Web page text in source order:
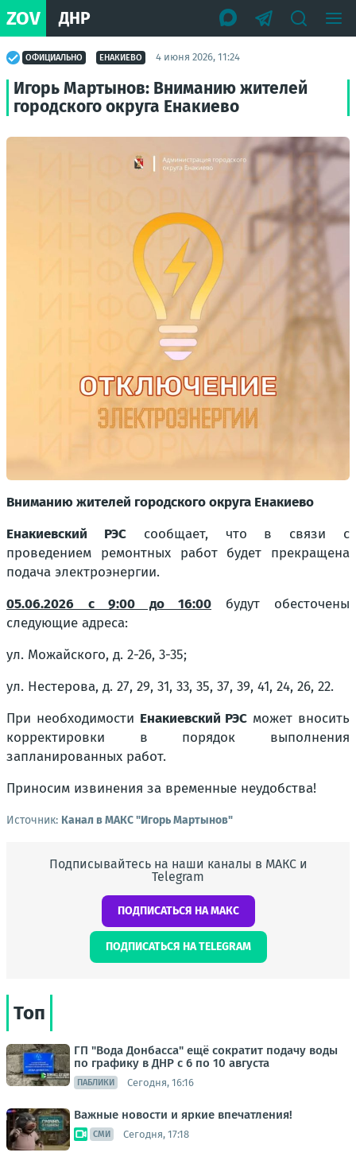
ZOV ДНР
ОФИЦИАЛЬНО ЕНАКИЕВО 4 июня 2026, 11:24
Игорь Мартынов: Вниманию жителей
городского округа Енакиево
Вниманию жителей городского округа Енакиево
Енакиевский РЭСсообщает, что в связи с
проведением ремонтных работ будет прекращена
подача электроэнергии.
05.06.2026 с 9:00 до 16:00
будут обесточены
следующие адреса:
ул. Можайского, д. 2-26, 3-35;
ул. Нестерова, д. 27, 29, 31, 33, 35, 37, 39, 41, 24, 26, 22.
При необходимости Енакиевский РЭС может вносить
корректировки в порядок выполнения
запланированных работ.
Приносим извинения за временные неудобства!
Источник: Канал в МАКС "Игорь Мартынов"
Подписывайтесь на наши каналы в МАКС и
Telegram
ПОДПИСАТЬСЯ НА МАКС
ПОДПИСАТЬСЯ НА TELEGRAM
Топ
ГП "Вода Донбасса" ещё сократит подачу воды
по графику в ДНР с 6 по 10 августа
ПАБЛИКИ Сегодня, 16:16
Важные новости и яркие впечатления!
СМИ Сегодня, 17:18